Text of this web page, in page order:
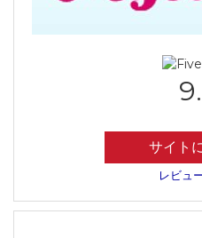
サイト
レビュ